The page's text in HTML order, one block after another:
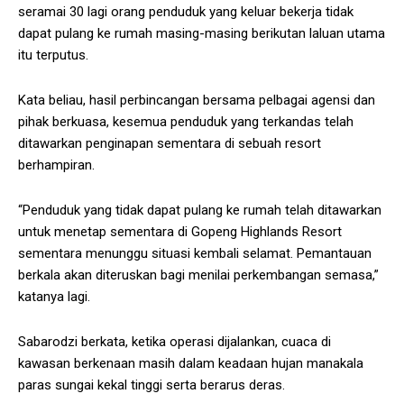
seramai 30 lagi orang penduduk yang keluar bekerja tidak
dapat pulang ke rumah masing-masing berikutan laluan utama
itu terputus.
Kata beliau, hasil perbincangan bersama pelbagai agensi dan
pihak berkuasa, kesemua penduduk yang terkandas telah
ditawarkan penginapan sementara di sebuah resort
berhampiran.
“Penduduk yang tidak dapat pulang ke rumah telah ditawarkan
untuk menetap sementara di Gopeng Highlands Resort
sementara menunggu situasi kembali selamat. Pemantauan
berkala akan diteruskan bagi menilai perkembangan semasa,”
katanya lagi.
Sabarodzi berkata, ketika operasi dijalankan, cuaca di
kawasan berkenaan masih dalam keadaan hujan manakala
paras sungai kekal tinggi serta berarus deras.